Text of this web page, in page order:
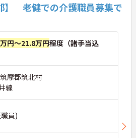
】 老健での介護職員募集で
円～21.8万円程度（諸手当込
摩郡筑北村
線
員)